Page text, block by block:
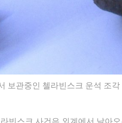
보관중인 첼라빈스크 운석 조
빈스크 사건은 외계에서 날아